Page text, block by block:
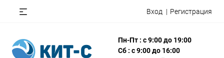
Вход Регистрация
Пн-Пт : с 9:00 до 19:00
Сб : с 9:00 до 16:00